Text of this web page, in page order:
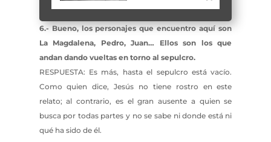
6.- Bueno, los personajes que encuentro aquí son
La Magdalena, Pedro, Juan… Ellos son los que
andan dando vueltas en torno al sepulcro.
RESPUESTA: Es más, hasta el sepulcro está vacío.
Como quien dice, Jesús no tiene rostro en este
relato; al contrario, es el gran ausente a quien se
busca por todas partes y no se sabe ni donde está ni
qué ha sido de él.